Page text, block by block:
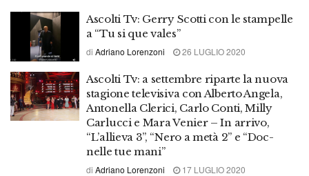
Ascolti Tv: Gerry Scotti con le stampelle
a “Tu si que vales”
di Adriano Lorenzoni 26 LUGLIO 2020
Ascolti Tv: a settembre riparte la nuova
stagione televisiva con Alberto Angela,
Antonella Clerici, Carlo Conti, Milly
Carlucci e Mara Venier – In arrivo,
“L’allieva 3”, “Nero a metà 2” e “Doc-
nelle tue mani”
di Adriano Lorenzoni 17 LUGLIO 2020